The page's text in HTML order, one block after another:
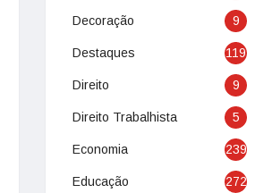
Decoração 9
Destaques 119
Direito 9
Direito Trabalhista 5
Economia 239
Educação 272